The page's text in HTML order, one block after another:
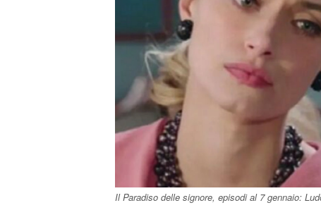
Il Paradiso delle signore, episodi al 7 gennaio: